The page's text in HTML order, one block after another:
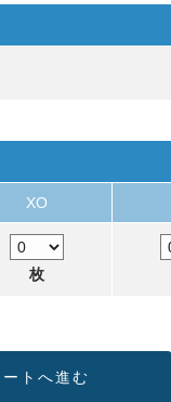
XO
枚